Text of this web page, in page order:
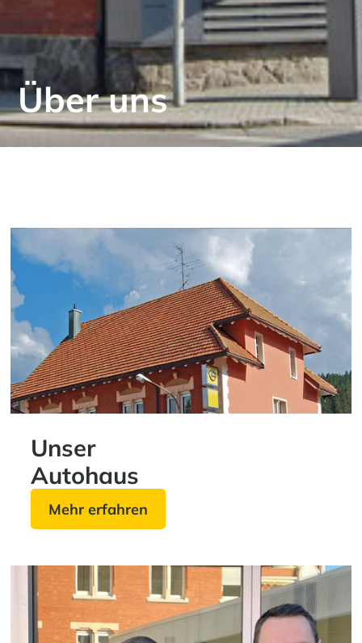
Über uns
Unser
Autohaus
Mehr erfahren